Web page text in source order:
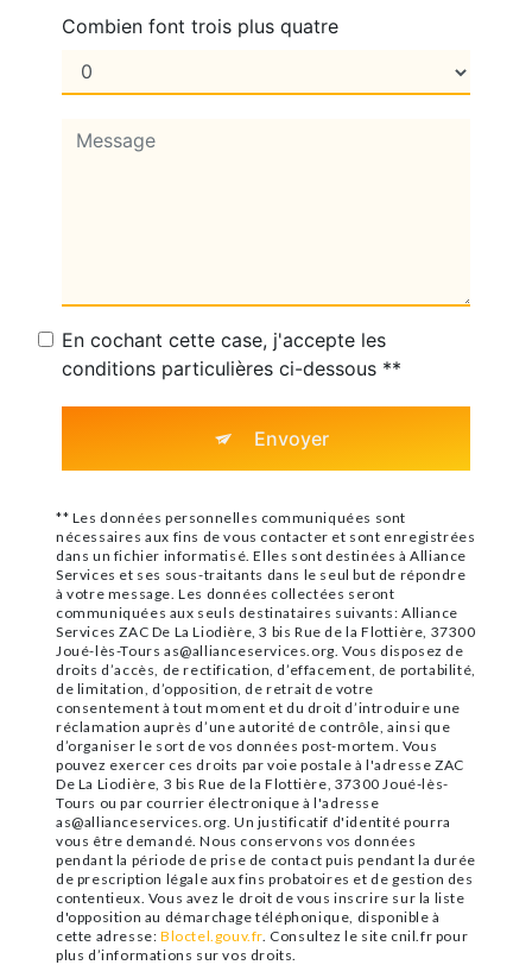
Combien font trois plus quatre
En cochant cette case, j'accepte les
conditions particulières ci-dessous **
Envoyer
** Les données personnelles communiquées sont
nécessaires aux fins de vous contacter et sont enregistrées
dans un fichier informatisé. Elles sont destinées à Alliance
Services et ses sous-traitants dans le seul but de répondre
à votre message. Les données collectées seront
communiquées aux seuls destinataires suivants: Alliance
Services ZAC De La Liodière, 3 bis Rue de la Flottière, 37300
Joué-lès-Tours as@allianceservices.org. Vous disposez de
droits d’accès, de rectification, d’effacement, de portabilité,
de limitation, d’opposition, de retrait de votre
consentement à tout moment et du droit d’introduire une
réclamation auprès d’une autorité de contrôle, ainsi que
d’organiser le sort de vos données post-mortem. Vous
pouvez exercer ces droits par voie postale à l'adresse ZAC
De La Liodière, 3 bis Rue de la Flottière, 37300 Joué-lès-
Tours ou par courrier électronique à l'adresse
as@allianceservices.org. Un justificatif d'identité pourra
vous être demandé. Nous conservons vos données
pendant la période de prise de contact puis pendant la durée
de prescription légale aux fins probatoires et de gestion des
contentieux. Vous avez le droit de vous inscrire sur la liste
d'opposition au démarchage téléphonique, disponible à
cette adresse: Bloctel.gouv.fr . Consultez le site cnil.fr pour
plus d’informations sur vos droits.